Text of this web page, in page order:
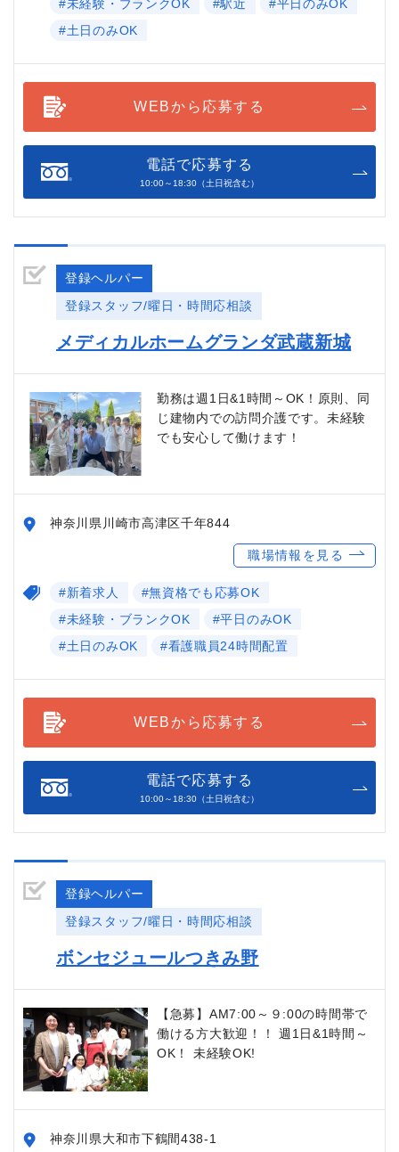
#未経験・ブランクOK #駅近
#平日のみOK
#土日のみOK
WEBから応募する
電話で応募する
10:00～18:30（土日祝含む）
登録ヘルパー
登録スタッフ/曜日・時間応相談
メディカルホームグランダ武蔵新城
勤務は週1日&1時間～OK！原則、同
じ建物内での訪問介護です。未経験
でも安心して働けます！
神奈川県川崎市高津区千年844
職場情報を見る
#新着求人
#無資格でも応募OK
#未経験・ブランクOK
#平日のみOK
#土日のみOK
#看護職員24時間配置
WEBから応募する
電話で応募する
10:00～18:30（土日祝含む）
登録ヘルパー
登録スタッフ/曜日・時間応相談
ボンセジュールつきみ野
【急募】AM7:00～９:00の時間帯で
働ける方大歓迎！！ 週1日&1時間～
OK！ 未経験OK!
神奈川県大和市下鶴間438-1